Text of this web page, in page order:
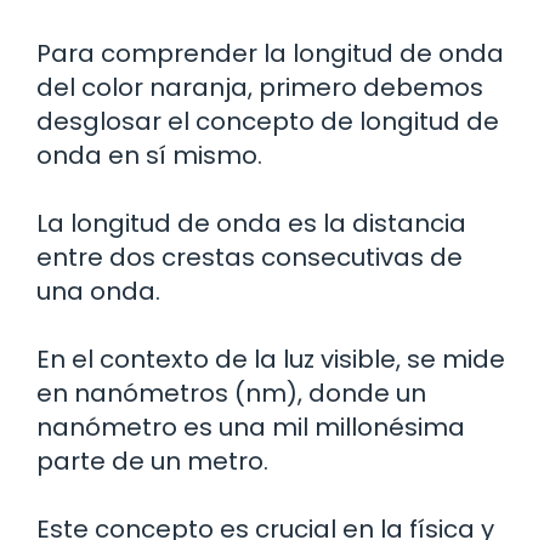
Para comprender la longitud de onda
del color naranja, primero debemos
desglosar el concepto de longitud de
onda en sí mismo.
La longitud de onda es la distancia
entre dos crestas consecutivas de
una onda.
En el contexto de la luz visible, se mide
en nanómetros (nm), donde un
nanómetro es una mil millonésima
parte de un metro.
Este concepto es crucial en la física y